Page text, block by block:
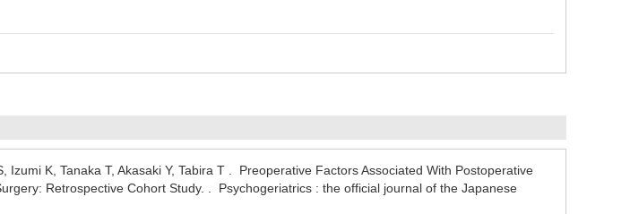
Izumi K, Tanaka T, Akasaki Y, Tabira T . Preoperative Factors Associated With Postoperative
Retrospective Cohort Study. . Psychogeriatrics : the official journal of the Japanese